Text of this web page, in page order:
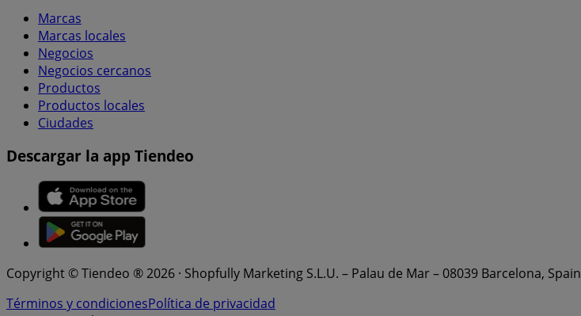
Marcas
Marcas locales
Negocios
Negocios cercanos
Productos
Productos locales
Ciudades
Descargar la app Tiendeo
Copyright © Tiendeo ® 2026 · Shopfully Marketing S.L.U. – Palau de Mar – 08039 Barcelona, Spain
Términos y condicionesPolítica de privacidad